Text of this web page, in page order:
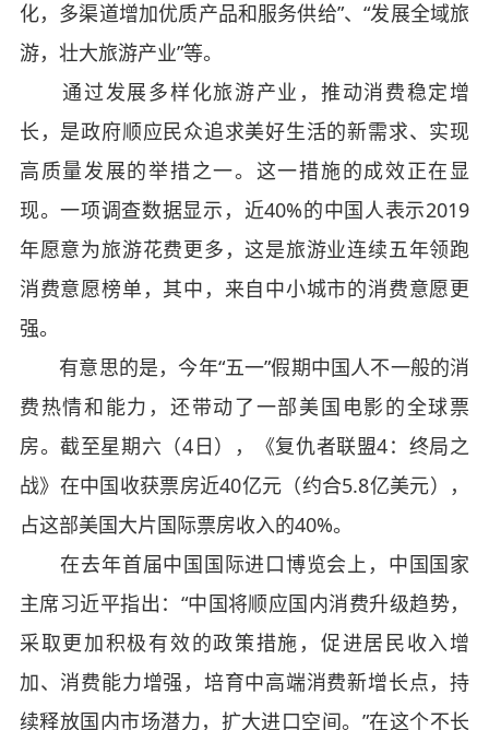
化，多渠道增加优质产品和服务供给”、“发展全域旅
游，壮大旅游产业”等。
通过发展多样化旅游产业，推动消费稳定增
长，是政府顺应民众追求美好生活的新需求、实现
高质量发展的举措之一。这一措施的成效正在显
现。一项调查数据显示，近40%的中国人表示2019
年愿意为旅游花费更多，这是旅游业连续五年领跑
消费意愿榜单，其中，来自中小城市的消费意愿更
强。
有意思的是，今年“五一”假期中国人不一般的消
费热情和能力，还带动了一部美国电影的全球票
房。截至星期六（4日），《复仇者联盟4：终局之
战》在中国收获票房近40亿元（约合5.8亿美元），
占这部美国大片国际票房收入的40%。
在去年首届中国国际进口博览会上，中国国家
主席习近平指出：“中国将顺应国内消费升级趋势，
采取更加积极有效的政策措施，促进居民收入增
加、消费能力增强，培育中高端消费新增长点，持
续释放国内市场潜力，扩大进口空间。”在这个不长